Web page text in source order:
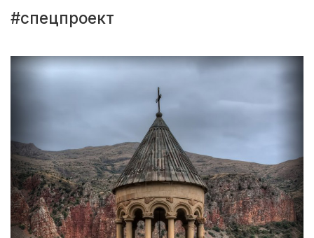
#спецпроект